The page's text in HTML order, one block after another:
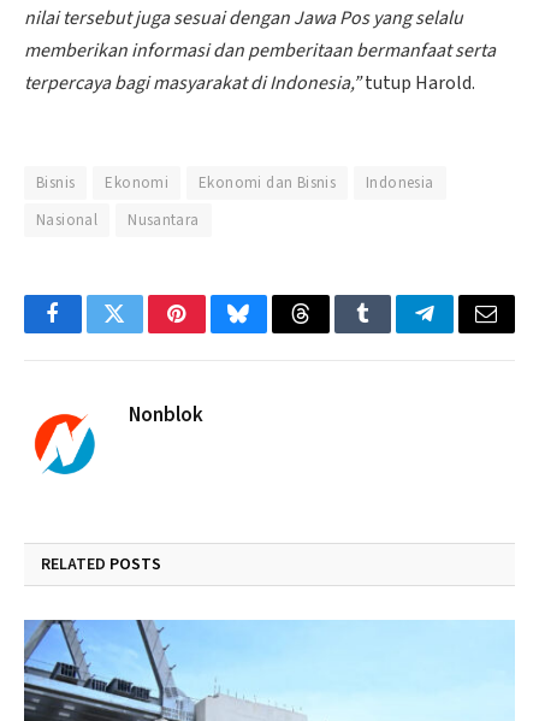
nilai tersebut juga sesuai dengan Jawa Pos yang selalu
memberikan informasi dan pemberitaan bermanfaat serta
terpercaya bagi masyarakat di Indonesia,”tutup Harold.
Bisnis Ekonomi Ekonomi dan Bisnis
Indonesia
Nasional
Nusantara
FacebookTwitterPinterestBlueskyThreadsTumblrTelegramEmail
Nonblok
RELATED POSTS